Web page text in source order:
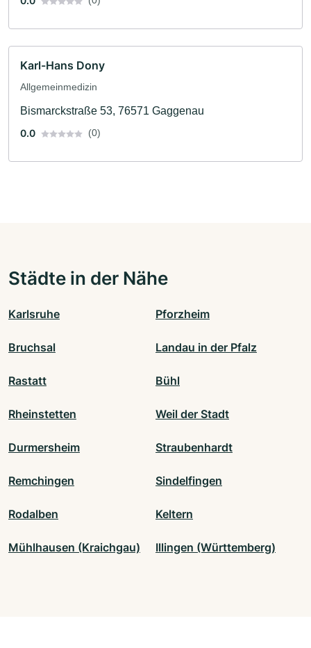
Karl-Hans Dony
Allgemeinmedizin
Bismarckstraße 53, 76571 Gaggenau
0.0
(0)
Städte in der Nähe
Karlsruhe Pforzheim
Bruchsal Landau in der Pfalz
Rastatt Bühl
Rheinstetten Weil der Stadt
Durmersheim Straubenhardt
Remchingen Sindelfingen
Rodalben Keltern
Mühlhausen (Kraichgau) Illingen (Württemberg)